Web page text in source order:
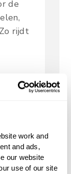
work and
and ads,
our website
use of our site
de
rijdt
een
te
auto